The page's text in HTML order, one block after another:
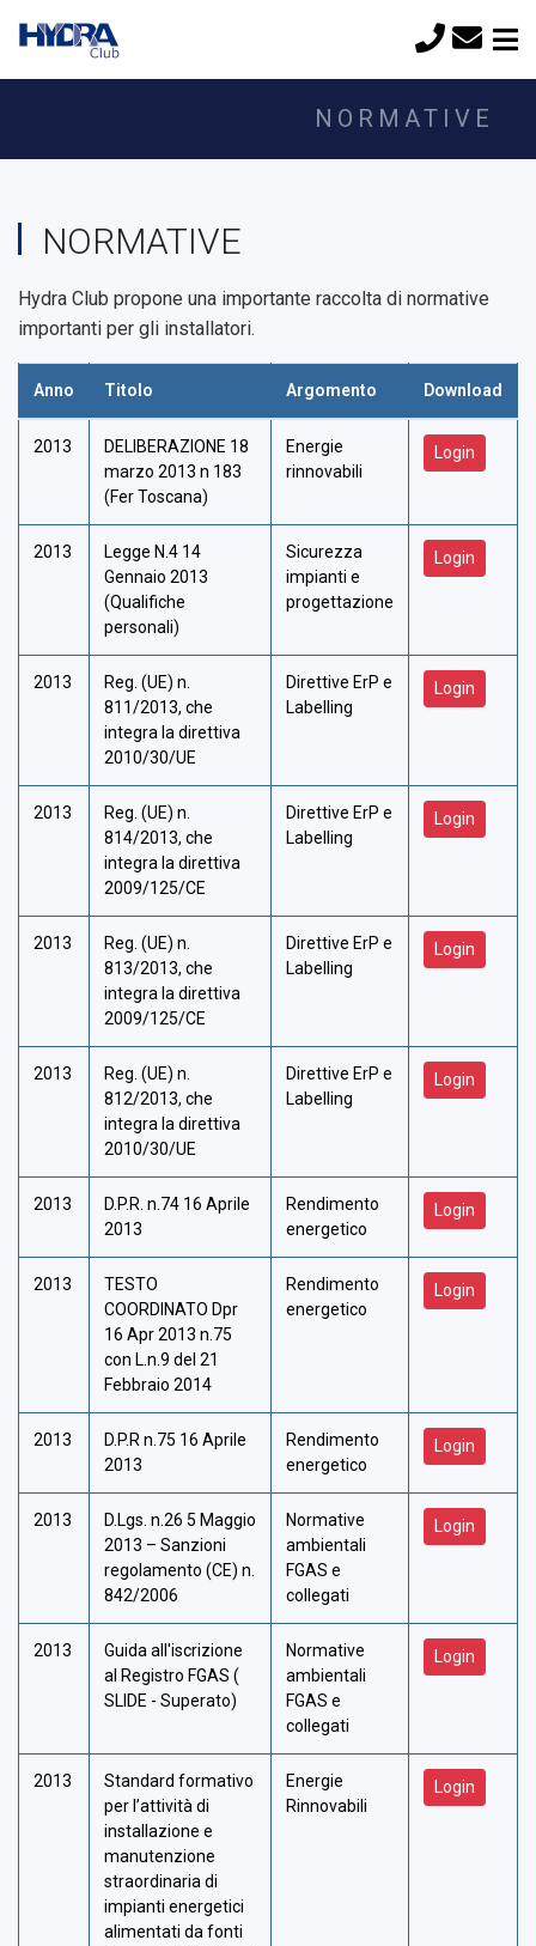
NORMATIVE
NORMATIVE
Hydra Club propone una importante raccolta di normative
importanti per gli installatori.
Anno Titolo Argomento Download
2013
DELIBERAZIONE 18
marzo 2013 n 183
(Fer Toscana)
Energie
rinnovabili
Login
2013
Legge N.4 14
Gennaio 2013
(Qualifiche
personali)
Sicurezza
impianti e
progettazione
Login
2013
Reg. (UE) n.
811/2013, che
integra la direttiva
2010/30/UE
Direttive ErP e
Labelling
Login
2013
Reg. (UE) n.
814/2013, che
integra la direttiva
2009/125/CE
Direttive ErP e
Labelling
Login
2013
Reg. (UE) n.
813/2013, che
integra la direttiva
2009/125/CE
Direttive ErP e
Labelling
Login
2013
Reg. (UE) n.
812/2013, che
integra la direttiva
2010/30/UE
Direttive ErP e
Labelling
Login
2013
D.P.R. n.74 16 Aprile
2013
Rendimento
energetico
Login
2013
TESTO
COORDINATO Dpr
16 Apr 2013 n.75
con L.n.9 del 21
Febbraio 2014
Rendimento
energetico
Login
2013
D.P.R n.75 16 Aprile
2013
Rendimento
energetico
Login
2013
D.Lgs. n.26 5 Maggio
2013 – Sanzioni
regolamento (CE) n.
842/2006
Normative
ambientali
FGAS e
collegati
Login
2013
Guida all'iscrizione
al Registro FGAS (
SLIDE - Superato)
Normative
ambientali
FGAS e
collegati
Login
2013
Standard formativo
per l’attività di
installazione e
manutenzione
straordinaria di
impianti energetici
alimentati da fonti
Energie
Rinnovabili
Login